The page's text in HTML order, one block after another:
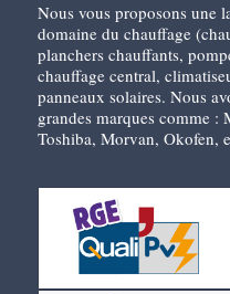
Nous vous proposons une
domaine du chauffage
planchers chauffants,
chauffage central,
panneaux solaires. Nous
grandes marques comme
Toshiba, Morvan, Okofen,